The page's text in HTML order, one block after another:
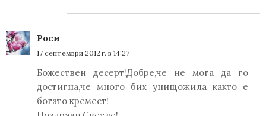
Роси
17 септември 2012 г. в 14:27
Божествен десерт!Добре,че не мога да го
достигна,че много бих унищожила както е
богато кремест!